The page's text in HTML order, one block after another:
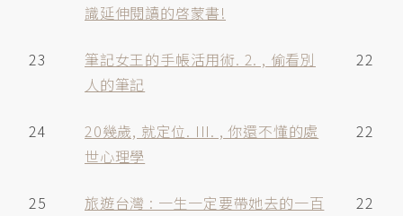
識延伸閱讀的啓蒙書!
23
筆記女王的手帳活用術. 2. , 偷看別
人的筆記
22
24
20幾歲, 就定位. III. , 你還不懂的處
世心理學
22
25
旅遊台灣 : 一生一定要帶她去的一百
22